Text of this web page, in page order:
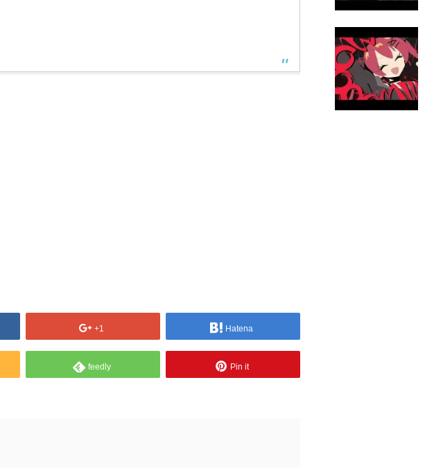
+1 Hatena
feedly Pin it